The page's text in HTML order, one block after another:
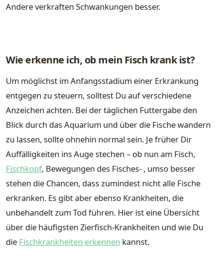
Andere verkraften Schwankungen besser.
Wie erkenne ich, ob mein Fisch krank ist?
Um möglichst im Anfangsstadium einer Erkrankung
entgegen zu steuern, solltest Du auf verschiedene
Anzeichen achten. Bei der täglichen Futtergabe den
Blick durch das Aquarium und über die Fische wandern
zu lassen, sollte ohnehin normal sein. Je früher Dir
Auffälligkeiten ins Auge stechen – ob nun am Fisch,
Fischkopf, Bewegungen des Fisches- , umso besser
stehen die Chancen, dass zumindest nicht alle Fische
erkranken. Es gibt aber ebenso Krankheiten, die
unbehandelt zum Tod führen. Hier ist eine Übersicht
über die häufigsten Zierfisch-Krankheiten und wie Du
die Fischkrankheiten erkennen kannst.